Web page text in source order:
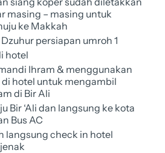
masing – masing untuk
ke Makkah
persiapan umroh 1
hotel
Ihram & menggunakan
hotel untuk mengambil
di Bir Ali
Bir ‘Ali dan langsung ke kota
Bus AC
langsung check in hotel